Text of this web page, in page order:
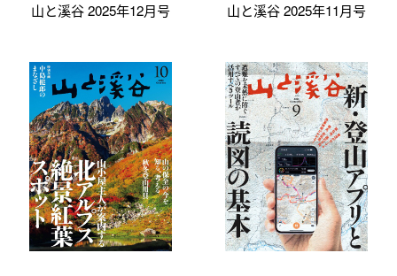
山と溪谷 2025年12月号 山と溪谷 2025年11月号